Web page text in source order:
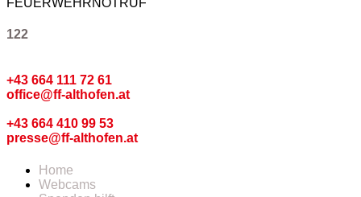
FEUERWEHRNOTRUF
122
+43 664 111 72 61
office@ff-althofen.at
+43 664 410 99 53
presse@ff-althofen.at
Home
Webcams